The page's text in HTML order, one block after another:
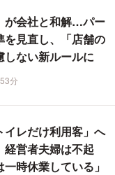
が会社と和解…パー
を見直し、「店舗の
ない新ルールに
分
イレだけ利用客」へ
営者夫婦は不起
時休業している」